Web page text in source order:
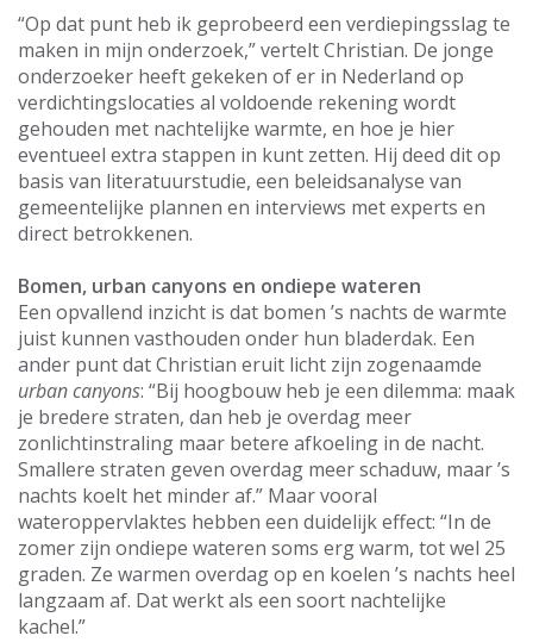
“Op dat punt heb ik geprobeerd een verdiepingsslag te
maken in mijn onderzoek,” vertelt Christian. De jonge
onderzoeker heeft gekeken of er in Nederland op
verdichtingslocaties al voldoende rekening wordt
gehouden met nachtelijke warmte, en hoe je hier
eventueel extra stappen in kunt zetten. Hij deed dit op
basis van literatuurstudie, een beleidsanalyse van
gemeentelijke plannen en interviews met experts en
direct betrokkenen.
Bomen, urban canyons en ondiepe wateren
Een opvallend inzicht is dat bomen ’s nachts de warmte
juist kunnen vasthouden onder hun bladerdak. Een
ander punt dat Christian eruit licht zijn zogenaamde
urban canyons: “Bij hoogbouw heb je een dilemma: maak
je bredere straten, dan heb je overdag meer
zonlichtinstraling maar betere afkoeling in de nacht.
Smallere straten geven overdag meer schaduw, maar ’s
nachts koelt het minder af.” Maar vooral
wateroppervlaktes hebben een duidelijk effect: “In de
zomer zijn ondiepe wateren soms erg warm, tot wel 25
graden. Ze warmen overdag op en koelen ’s nachts heel
langzaam af. Dat werkt als een soort nachtelijke
kachel.”